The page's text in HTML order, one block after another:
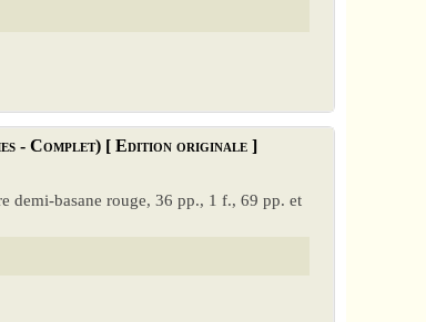
- Complet) [ Edition originale ]
demi-basane rouge, 36 pp., 1 f., 69 pp. et